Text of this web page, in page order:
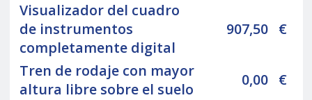
Visualizador del cuadro
de instrumentos
completamente digital
907,50 €
Tren de rodaje con mayor
altura libre sobre el suelo
0,00 €